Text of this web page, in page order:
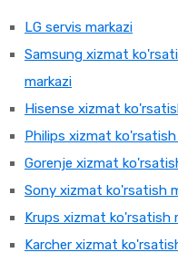
LG servis markazi
Samsung xizmat
markazi
Hisense xizmat
Philips xizmat ko'rsatish
Gorenje xizmat
Sony xizmat ko'rsatish
Krups xizmat ko'rsatish
Karcher xizmat